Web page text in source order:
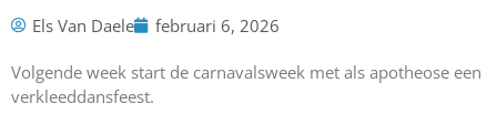
Els Van Daele februari 6, 2026
Volgende week start de carnavalsweek met als apotheose een
verkleeddansfeest.